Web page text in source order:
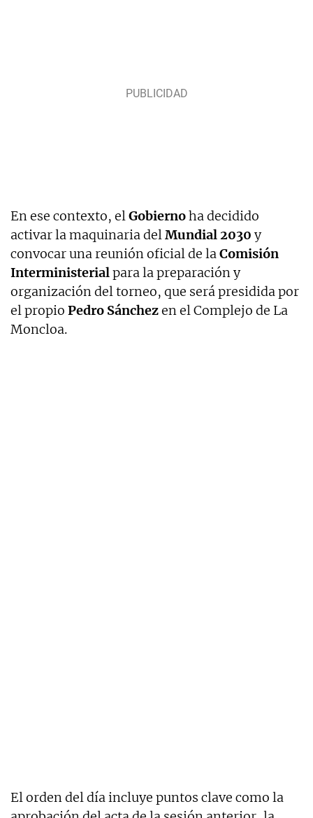
En ese contexto, elGobiernoha decidido
activar la maquinaria delMundial 2030 y
convocar una reunión oficial de laComisión
Interministerialpara la preparación y
organización del torneo, que será presidida por
el propio Pedro Sánchezen el Complejo de La
Moncloa.
El orden del día incluye puntos clave como la